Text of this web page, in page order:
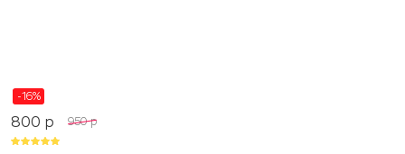
-16%
800 p 950 p